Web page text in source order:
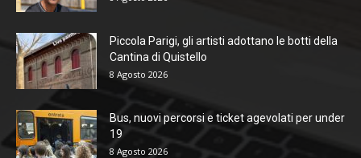
Piccola Parigi, gli artisti adottano le botti della
Cantina di Quistello
8 Agosto 2026
Bus, nuovi percorsi e ticket agevolati per under
19
8 Agosto 2026